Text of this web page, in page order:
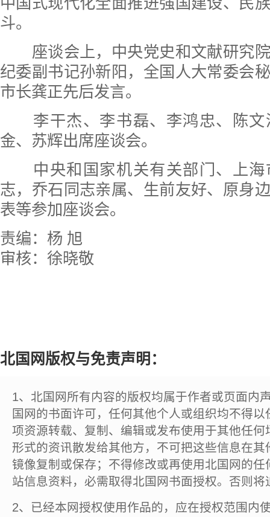
斗。
座谈会上，中央党史和文献研究院
纪委副书记孙新阳，全国人大常委会
市长龚正先后发言。
李干杰、李书磊、李鸿忠、陈文
金、苏辉出席座谈会。
中央和国家机关有关部门、上海
志，乔石同志亲属、生前友好、原身
表等参加座谈会。
责编：杨 旭
审核：徐晓敬
北国网版权与免责声明：
1、北国网所有内容的版权均属于作者或页面内
国网的书面许可，任何其他个人或组织均不得
项资源转载、复制、编辑或发布使用于其他任
形式的资讯散发给其他方，不可把这些信息在
镜像复制或保存；不得修改或再使用北国网的
站信息资料，必需取得北国网书面授权。否则将
2、已经本网授权使用作品的，应在授权范围内